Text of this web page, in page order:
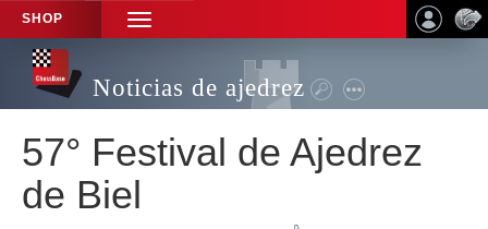
SHOP
TOGGLE
NAVIGATION
Noticias de ajedrez
57° Festival de Ajedrez
de Biel